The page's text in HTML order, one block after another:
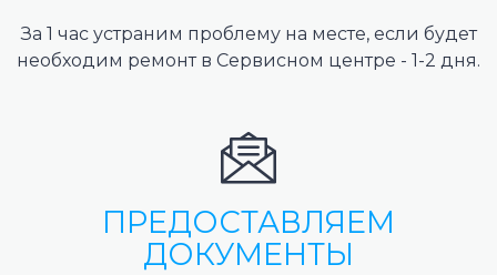
За 1 час устраним проблему на месте, если будет
необходим ремонт в Сервисном центре - 1-2 дня.
ПРЕДОСТАВЛЯЕМ
ДОКУМЕНТЫ